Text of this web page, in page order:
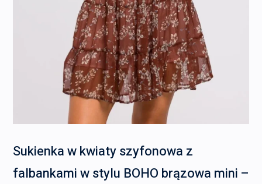
Sukienka w kwiaty szyfonowa z
falbankami w stylu BOHO brązowa mini –